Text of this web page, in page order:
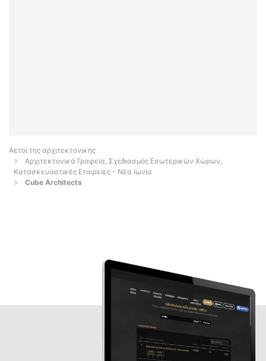
Αετοί της αρχιτεκτονικής
Αρχιτεκτονικά Γραφεία, Σχεδιασμός Εσωτερικών Χώρων,
Κατασκευαστικές Εταιρείες - Νέα Ιωνία
Cube Architects